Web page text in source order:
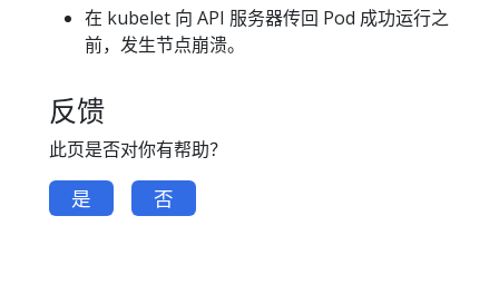
在 kubelet 向 API 服务器传回 Pod 成功运行之
前，发生节点崩溃。
反馈
此页是否对你有帮助？
是 否